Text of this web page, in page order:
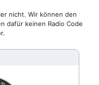
nicht. Wir können den
dafür keinen Radio Code